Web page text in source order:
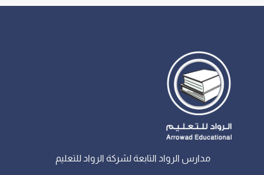
مدارس الرواد التابعة لشركة الرواد للتعليم